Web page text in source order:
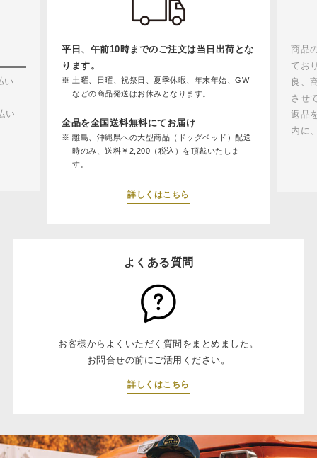
い
い
平日、午前10時までのご注文は当日出荷とな
ります。
土曜、日曜、祝祭日、夏季休暇、年末年始、GW
などの商品発送はお休みとなります。
全品を全国送料無料にてお届け
離島、沖縄県への大型商品（ドッグベッド）配送
時のみ、送料￥2,200（税込）を頂戴いたしま
す。
詳しくはこちら
商品
てお
良、
させ
返品
内に
よくある質問
お客様からよくいただく質問をまとめました。
お問合せの前にご活用ください。
詳しくはこちら